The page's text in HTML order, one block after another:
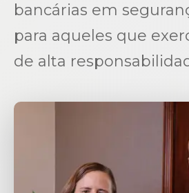
bancárias em
para aqueles que
de alta